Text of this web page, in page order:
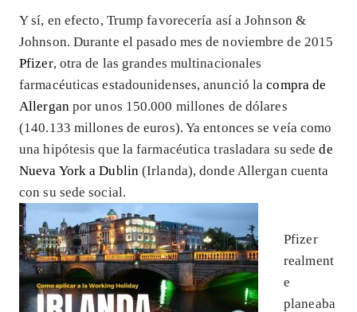
Y sí, en efecto, Trump favorecería así a Johnson &
Johnson. Durante el pasado mes de noviembre de 2015
Pfizer, otra de las grandes multinacionales
farmacéuticas estadounidenses, anunció lacompra de
Allergan por unos 150.000 millones de dólares
(140.133 millones de euros). Ya entonces se veía como
una hipótesis que la farmacéutica trasladara su sedede
Nueva York a Dublin (Irlanda), donde Allergan cuenta
con su sede social.
Pfizer
realment
e
planeaba